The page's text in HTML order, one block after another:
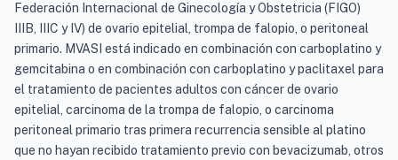
Federación Internacional de Ginecología y Obstetricia (FIGO)
IIIB, IIIC y IV) de ovario epitelial, trompa de falopio, o peritoneal
primario. MVASI está indicado en combinación con carboplatino y
gemcitabina o en combinación con carboplatino y paclitaxel para
el tratamiento de pacientes adultos con cáncer de ovario
epitelial, carcinoma de la trompa de falopio, o carcinoma
peritoneal primario tras primera recurrencia sensible al platino
que no hayan recibido tratamiento previo con bevacizumab, otros